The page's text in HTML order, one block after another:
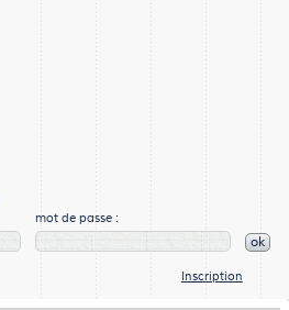
mot de passe :
ok
Inscription